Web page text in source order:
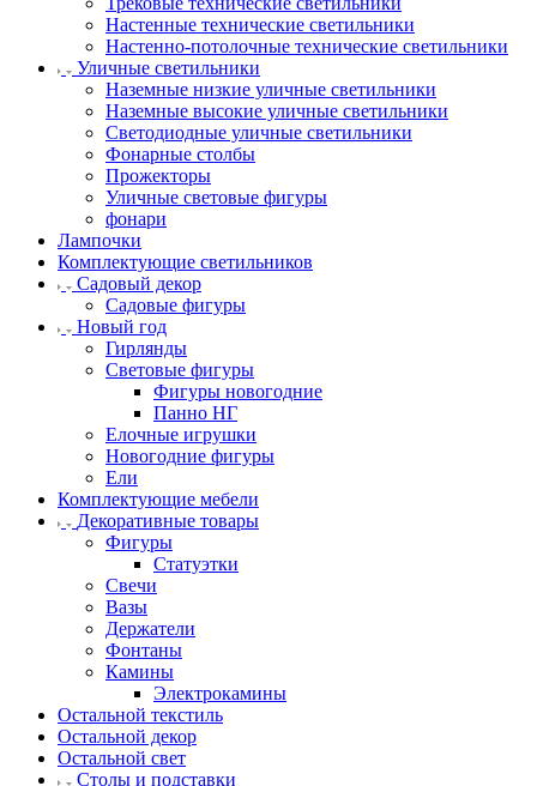
Настенные технические светильники
Настенно-потолочные технические светильники
Уличные светильники
Наземные низкие уличные светильники
Наземные высокие уличные светильники
Светодиодные уличные светильники
Фонарные столбы
Прожекторы
Уличные световые фигуры
фонари
Лампочки
Комплектующие светильников
Садовый декор
Садовые фигуры
Новый год
Гирлянды
Световые фигуры
Фигуры новогодние
Панно НГ
Елочные игрушки
Новогодние фигуры
Ели
Комплектующие мебели
Декоративные товары
Фигуры
Статуэтки
Свечи
Вазы
Держатели
Фонтаны
Камины
Электрокамины
Остальной текстиль
Остальной декор
Остальной свет
Столы и подставки